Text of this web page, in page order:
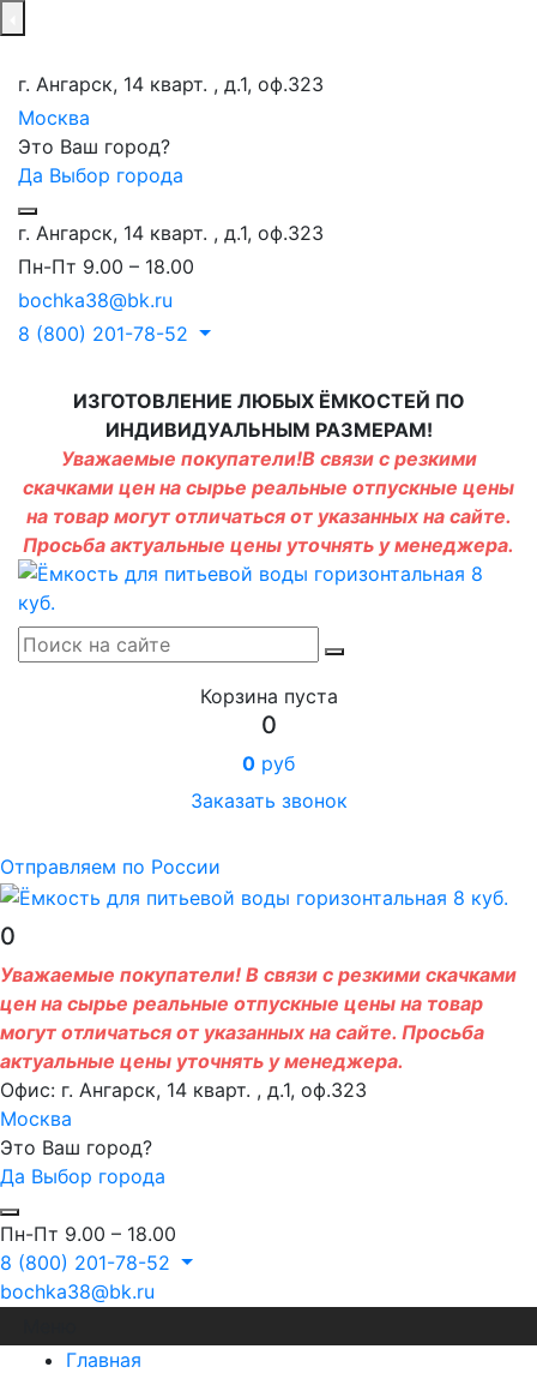
г. Ангарск, 14 кварт. , д.1, оф.323
Москва
Это Ваш город?
Да Выбор города
г. Ангарск, 14 кварт. , д.1, оф.323
Пн-Пт 9.00 – 18.00
bochka38@bk.ru
8 (800) 201-78-52
ИЗГОТОВЛЕНИЕ ЛЮБЫХ ЁМКОСТЕЙ ПО
ИНДИВИДУАЛЬНЫМ РАЗМЕРАМ!
Уважаемые покупатели!В связи с резкими
скачками цен на сырье реальные отпускные цены
на товар могут отличаться от указанных на сайте.
Просьба актуальные цены уточнять у менеджера.
Корзина пуста
0
0 руб
Заказать звонок
Отправляем по России
0
Уважаемые покупатели! В связи с резкими скачками
цен на сырье реальные отпускные цены на товар
могут отличаться от указанных на сайте. Просьба
актуальные цены уточнять у менеджера.
Офис: г. Ангарск, 14 кварт. , д.1, оф.323
Москва
Это Ваш город?
Да Выбор города
Пн-Пт 9.00 – 18.00
8 (800) 201-78-52
bochka38@bk.ru
Главная